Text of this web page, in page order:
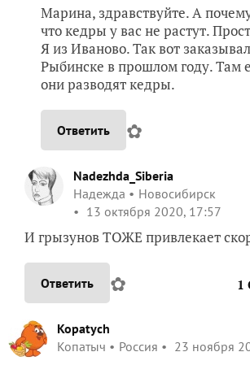
Марина, здравствуйте. А
что кедры у вас не растут.
Я из Иваново. Так вот
Рыбинске в прошлом году. Там
они разводят кедры.
Ответить ✿
Nadezhda_Siberia
Надежда
Новосибирск
13 октября 2020, 17:57
И грызунов ТОЖЕ привлекает
Ответить ✿ 1
Kopatych
Копатыч
Россия 23 ноября